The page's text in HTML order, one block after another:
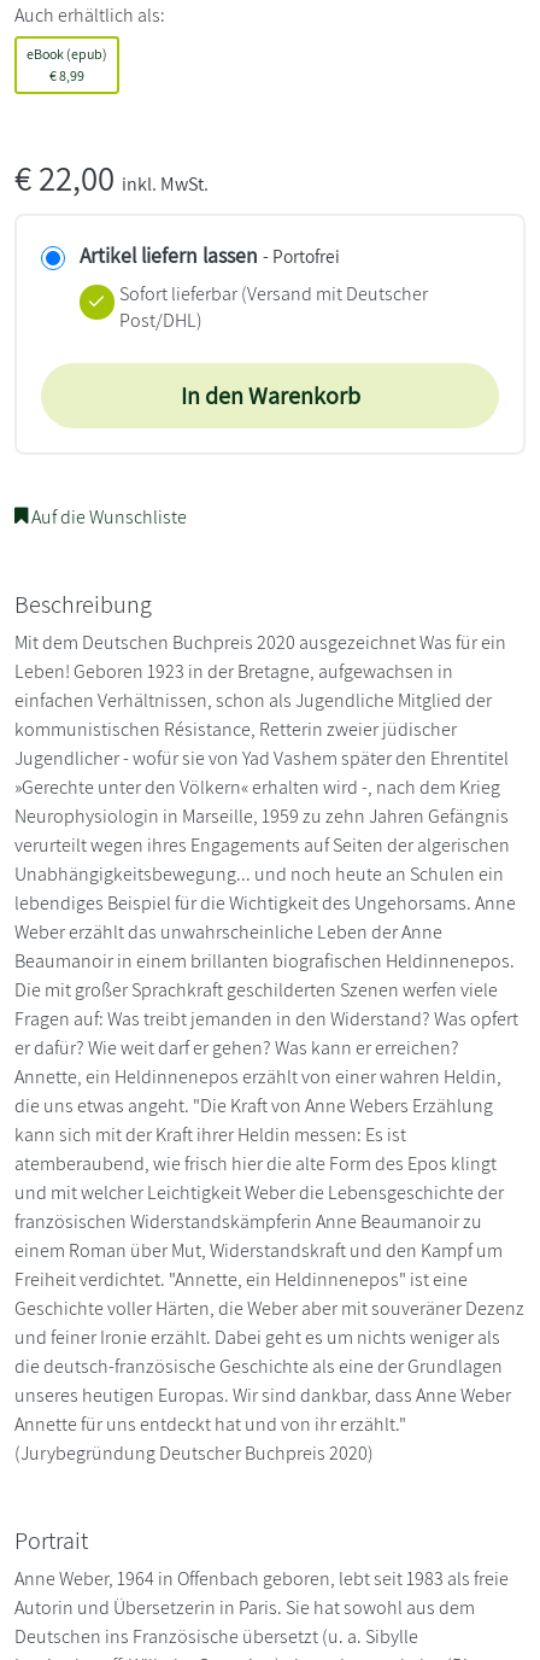
Auch erhältlich als:
eBook (epub)
€8,99
€22,00 inkl. MwSt.
Artikel liefern lassen - Portofrei
Sofort lieferbar(Versand mit Deutscher
Post/DHL)
In den Warenkorb
Auf die Wunschliste
Beschreibung
Mit dem Deutschen Buchpreis 2020 ausgezeichnet Was für ein
Leben! Geboren 1923 in der Bretagne, aufgewachsen in
einfachen Verhältnissen, schon als Jugendliche Mitglied der
kommunistischen Résistance, Retterin zweier jüdischer
Jugendlicher - wofür sie von Yad Vashem später den Ehrentitel
»Gerechte unter den Völkern« erhalten wird -, nach dem Krieg
Neurophysiologin in Marseille, 1959 zu zehn Jahren Gefängnis
verurteilt wegen ihres Engagements auf Seiten der algerischen
Unabhängigkeitsbewegung... und noch heute an Schulen ein
lebendiges Beispiel für die Wichtigkeit des Ungehorsams. Anne
Weber erzählt das unwahrscheinliche Leben der Anne
Beaumanoir in einem brillanten biografischen Heldinnenepos.
Die mit großer Sprachkraft geschilderten Szenen werfen viele
Fragen auf: Was treibt jemanden in den Widerstand? Was opfert
er dafür? Wie weit darf er gehen? Was kann er erreichen?
Annette, ein Heldinnenepos erzählt von einer wahren Heldin,
die uns etwas angeht. "Die Kraft von Anne Webers Erzählung
kann sich mit der Kraft ihrer Heldin messen: Es ist
atemberaubend, wie frisch hier die alte Form des Epos klingt
und mit welcher Leichtigkeit Weber die Lebensgeschichte der
französischen Widerstandskämpferin Anne Beaumanoir zu
einem Roman über Mut, Widerstandskraft und den Kampf um
Freiheit verdichtet. "Annette, ein Heldinnenepos" ist eine
Geschichte voller Härten, die Weber aber mit souveräner Dezenz
und feiner Ironie erzählt. Dabei geht es um nichts weniger als
die deutsch-französische Geschichte als eine der Grundlagen
unseres heutigen Europas. Wir sind dankbar, dass Anne Weber
Annette für uns entdeckt hat und von ihr erzählt."
(Jurybegründung Deutscher Buchpreis 2020)
Portrait
Anne Weber, 1964 in Offenbach geboren, lebt seit 1983 als freie
Autorin und Übersetzerin in Paris. Sie hat sowohl aus dem
Deutschen ins Französische übersetzt (u. a. Sibylle